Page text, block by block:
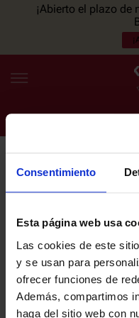
Consentimiento
Esta página web usa
Las cookies de este
y se usan para
ofrecer funciones de
Además, compartimos
haga del sitio web con
¡Abierto el plazo de
ES EU
últimas noticias y
Email
He leído y acepto la